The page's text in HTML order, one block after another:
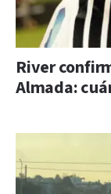
River
Almada: